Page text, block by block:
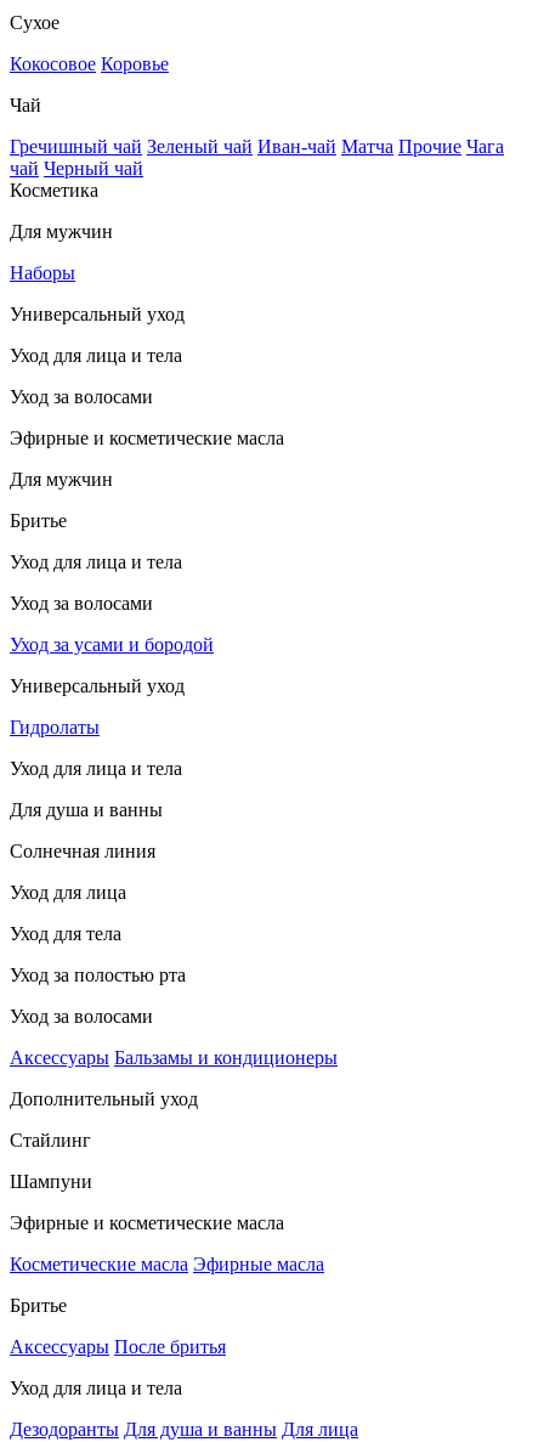
Сухое
Кокосовое Коровье
Чай
Гречишный чай Зеленый чай Иван-чай Матча Прочие Чага
чай Черный чай
Косметика
Для мужчин
Наборы
Универсальный уход
Уход для лица и тела
Уход за волосами
Эфирные и косметические масла
Для мужчин
Бритье
Уход для лица и тела
Уход за волосами
Уход за усами и бородой
Универсальный уход
Гидролаты
Уход для лица и тела
Для душа и ванны
Солнечная линия
Уход для лица
Уход для тела
Уход за полостью рта
Уход за волосами
Аксессуары Бальзамы и кондиционеры
Дополнительный уход
Стайлинг
Шампуни
Эфирные и косметические масла
Косметические масла Эфирные масла
Бритье
Аксессуары После бритья
Уход для лица и тела
Дезодоранты Для душа и ванны Для лица